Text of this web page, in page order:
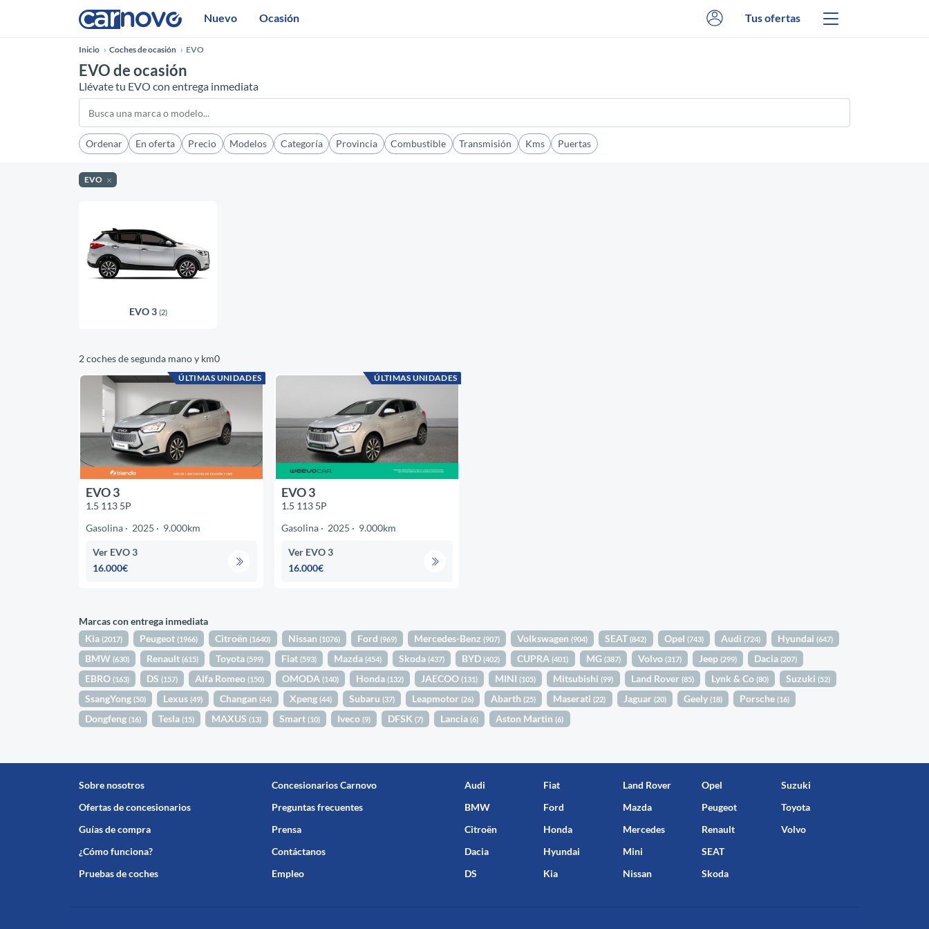
Nuevo Ocasión Tus ofertas
Inicio Coches de ocasión EVO
EVO de ocasión
Llévate tu EVO con entrega inmediata
Ordenar En oferta Precio Modelos Categoría Provincia Combustible Transmisión Kms Puertas
EVO
EVO 3 (2)
2 coches de segunda mano y km0
ÚLTIMAS UNIDADES
EVO 3
1.5 113 5P
Gasolina
2025 9.000km
Ver EVO 3
16.000€
ÚLTIMAS UNIDADES
EVO 3
1.5 113 5P
Gasolina
2025 9.000km
Ver EVO 3
16.000€
Marcas con entrega inmediata
Kia(2017) Peugeot(1966) Citroën(1640) Nissan (1076) Ford (969) Mercedes-Benz(907) Volkswagen(904) SEAT(842) Opel (743) Audi (724) Hyundai (647)
BMW(630) Renault(615) Toyota(599) Fiat (593) Mazda (454) Skoda(437) BYD(402) CUPRA(401) MG (387) Volvo (317) Jeep (299) Dacia(207)
EBRO(163) DS(157) Alfa Romeo(150) OMODA (140) Honda (132) JAECOO(131) MINI(105) Mitsubishi(99) Land Rover (85) Lynk & Co (80) Suzuki (52)
SsangYong(50) Lexus(49) Changan(44) Xpeng (44) Subaru (37) Leapmotor(26) Abarth(25) Maserati(22) Jaguar (20) Geely (18) Porsche (16)
Dongfeng(16) Tesla(15) MAXUS(13) Smart (10) Iveco (9) DFSK(7) Lancia(6) Aston Martin(6)
Sobre nosotros
Ofertas de concesionarios
Guías de compra
¿Cómo funciona?
Pruebas de coches
Concesionarios Carnovo
Preguntas frecuentes
Prensa
Contáctanos
Empleo
Audi
BMW
Citroën
Dacia
DS
Fiat
Ford
Honda
Hyundai
Kia
Land Rover
Mazda
Mercedes
Mini
Nissan
Opel
Peugeot
Renault
SEAT
Skoda
Suzuki
Toyota
Volvo